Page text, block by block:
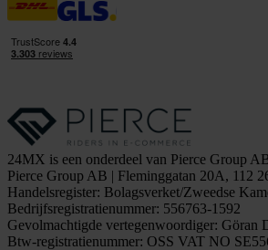
24MX is een onderdeel van Pierce Group
Pierce Group AB | Fleminggatan 20A, 112
Handelsregister: Bolagsverket/Zweedse
Bedrijfsregistratienummer: 556763-1592
Gevolmachtigde vertegenwoordiger: Göran
Btw-registratienummer: OSS VAT NO